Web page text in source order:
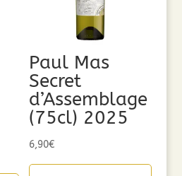
Paul Mas
Secret
d’Assemblage
(75cl) 2025
6,90€